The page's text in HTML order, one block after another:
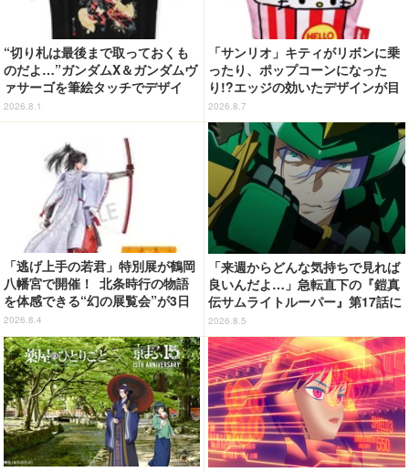
“切り札は最後まで取っておくも
のだよ…”ガンダムX＆ガンダムヴ
ァサーゴを筆絵タッチでデザイ
ン！「ガンダムX」Tシャツ発売
2026.8.1
「サンリオ」キティがリボンに乗
ったり、ポップコーンになった
り!?エッジの効いたデザインが目
を引く♪ トートバッグやポーチが
登場
2026.8.7
「逃げ上手の若君」特別展が鶴岡
八幡宮で開催！ 北条時行の物語
を体感できる“幻の展覧会”が3日
間限定で登場【8/28～30】
2026.8.4
「来週からどんな気持ちで見れば
良いんだよ…」急転直下の『鎧真
伝サムライトルーパー』第17話に
感情の追いつかない視聴者が続
出…【ネタバレあり反応まとめ】
2026.8.5